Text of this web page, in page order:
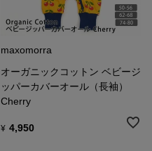
maxomorra
オーガニックコットン ベビージ
ッパーカバーオール（長袖）
Cherry
¥ 4,950